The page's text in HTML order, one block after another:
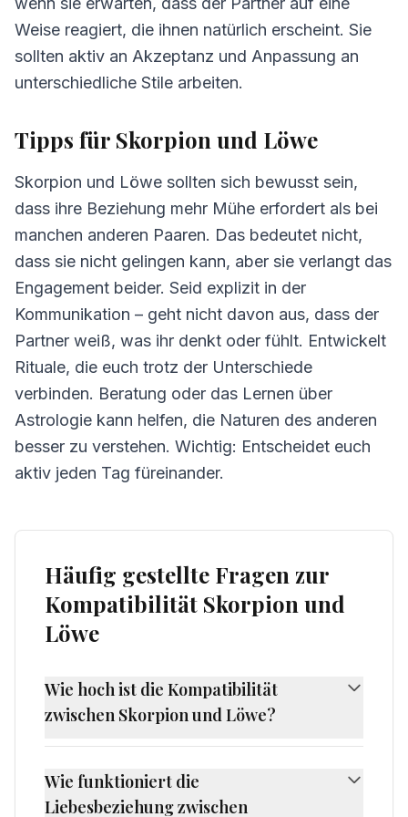
Weise reagiert, die ihnen natürlich erscheint. Sie
sollten aktiv an Akzeptanz und Anpassung an
unterschiedliche Stile arbeiten.
Tipps für Skorpion und Löwe
Skorpion und Löwe sollten sich bewusst sein,
dass ihre Beziehung mehr Mühe erfordert als bei
manchen anderen Paaren. Das bedeutet nicht,
dass sie nicht gelingen kann, aber sie verlangt das
Engagement beider. Seid explizit in der
Kommunikation – geht nicht davon aus, dass der
Partner weiß, was ihr denkt oder fühlt. Entwickelt
Rituale, die euch trotz der Unterschiede
verbinden. Beratung oder das Lernen über
Astrologie kann helfen, die Naturen des anderen
besser zu verstehen. Wichtig: Entscheidet euch
aktiv jeden Tag füreinander.
Häufig gestellte Fragen zur
Kompatibilität Skorpion und
Löwe
Wie hoch ist die Kompatibilität
zwischen Skorpion und Löwe?
Die Kompatibilität zwischen Skorpion und
Löwe beträgt 48%, was als herausfordernde
Kompatibilität gilt. Skorpion und Löwe haben
Wie funktioniert die
Liebesbeziehung zwischen